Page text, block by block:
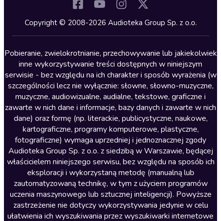
Kryminały
Lektury szkolne
Literatura anglojęzyczna
Literatura faktu
Literatura obyczajowa
Literatura piękna obca
Literatura piękna polska
Nagrania relaksacyjne
Nauka języków
Nauki humanistyczne
Podcasty i audycje
Polityka
Copyright © 2008-2026 Audioteka Group Sp. z o.o.
Pobieranie, zwielokrotnianie, przechowywanie lub jakiekolwiek
inne wykorzystywanie treści dostępnych w niniejszym
serwisie - bez względu na ich charakter i sposób wyrażenia (w
szczególności lecz nie wyłącznie: słowne, słowno-muzyczne,
muzyczne, audiowizualne, audialne, tekstowe, graficzne i
zawarte w nich dane i informacje, bazy danych i zawarte w nich
dane) oraz formę (np. literackie, publicystyczne, naukowe,
kartograficzne, programy komputerowe, plastyczne,
fotograficzne) wymaga uprzedniej i jednoznacznej zgody
Audioteka Group Sp. z o.o. z siedzibą w Warszawie, będącej
właścicielem niniejszego serwisu, bez względu na sposób ich
eksploracji i wykorzystaną metodę (manualną lub
zautomatyzowaną technikę, w tym z użyciem programów
uczenia maszynowego lub sztucznej inteligencji). Powyższe
zastrzeżenie nie dotyczy wykorzystywania jedynie w celu
ułatwienia ich wyszukiwania przez wyszukiwarki internetowe